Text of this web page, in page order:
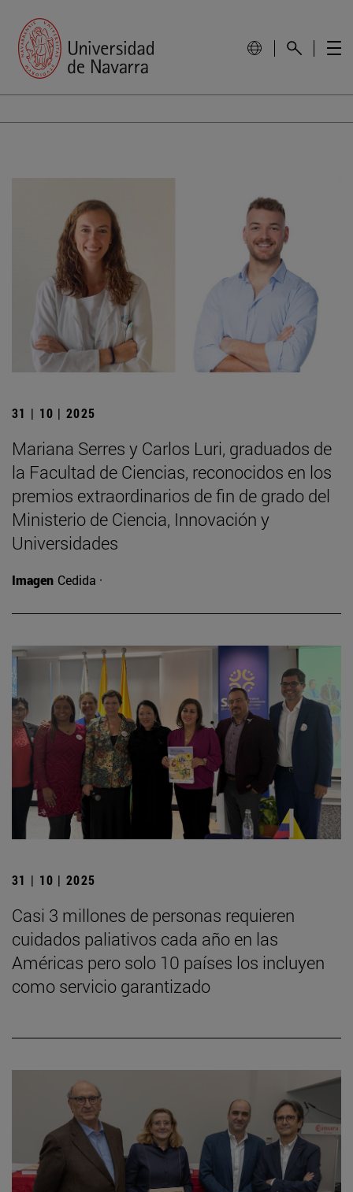
31 | 10 | 2025
Mariana Serres y Carlos Luri, graduados de
la Facultad de Ciencias, reconocidos en los
premios extraordinarios de fin de grado del
Ministerio de Ciencia, Innovación y
Universidades
Imagen Cedida ·
31 | 10 | 2025
Casi 3 millones de personas requieren
cuidados paliativos cada año en las
Américas pero solo 10 países los incluyen
como servicio garantizado